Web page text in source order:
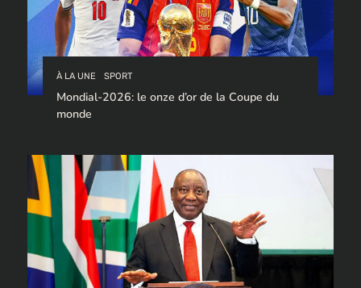
À LA UNE SPORT
Mondial-2026: le onze d’or de la Coupe du
monde